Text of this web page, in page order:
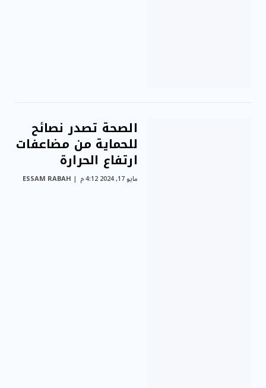
الصحة تصدر نصائح
للحماية من مضاعفات
ارتفاع الحرارة
مايو 17, 2024 4:12 م ESSAM RABAH